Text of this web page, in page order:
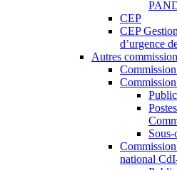
CEP
CEP
d’urgence
Autres
national